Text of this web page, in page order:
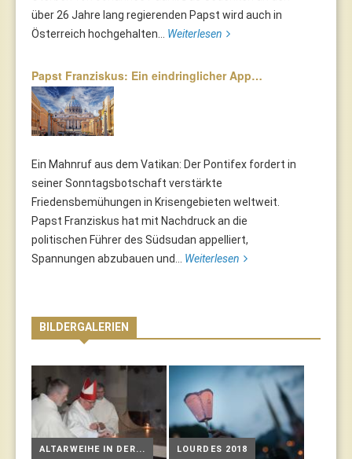
über 26 Jahre lang regierenden Papst wird auch in
Österreich hochgehalten... Weiterlesen
Papst Franziskus: Ein eindringlicher App…
Ein Mahnruf aus dem Vatikan: Der Pontifex fordert in
seiner Sonntagsbotschaft verstärkte
Friedensbemühungen in Krisengebieten weltweit.
Papst Franziskus hat mit Nachdruck an die
politischen Führer des Südsudan appelliert,
Spannungen abzubauen und... Weiterlesen
BILDERGALERIEN
ALTARWEIHE IN DER... LOURDES 2018